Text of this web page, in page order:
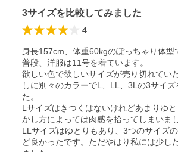
3サイズを比較してみました
4
身長157cm、体重60kgのぽっちゃり体型
普段、洋服は11号を着ています。
欲しい色で欲しいサイズが売り切れてい
しに別々のカラーでL、LL、3Lの3サイ
た。
Lサイズはきつくはないけれどあまりゆ
かし方によっては肉感を拾ってしまいまし
LLサイズはゆとりもあり、3つのサイズ
ど良かったです。ただやはり私には少し